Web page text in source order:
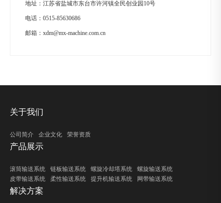
地址：江苏省盐城市东台市许河镇全民创业园10号
电话： 0515-85630686
邮箱： xdm@mx-machine.com.cn
关于我们
公司简介 企业文化 荣誉资质
产品展示
滚筒输送系统 链板输送系统 螺旋冷却塔系统
螺旋输送系统
皮带输送系统
柔性输送系统 提升机输送系统 网带输送系统
解决方案